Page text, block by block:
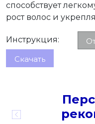
способствует
рост волос и
Инструкция:
Скачать